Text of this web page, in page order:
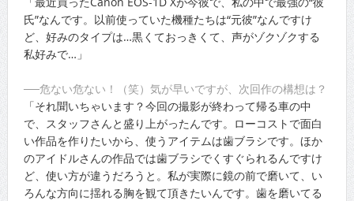
氏”なんです。以前使っていた機種たちは“元彼”なんですけ
ど、好みのタイプは…黒くておっきくて、声がゾクゾクする
私好みで…」
──危ない危ない！（笑）気が早いですが、次回作の構想は？
「それ聞いちゃいます？今回の撮影が終わって帰る車の中
で、スタッフさんと盛り上がったんです。ローコストで面白
い作品を作りたいから、使うアイテムは歯ブラシです。ほか
のアイドルさんの作品では歯ブラシでくすぐられるんですけ
ど、使い方が違うだろうと。私が実際に鏡の前で磨いて、い
ろんな方向に揺れる胸を観て頂きたいんです。歯を磨いてる